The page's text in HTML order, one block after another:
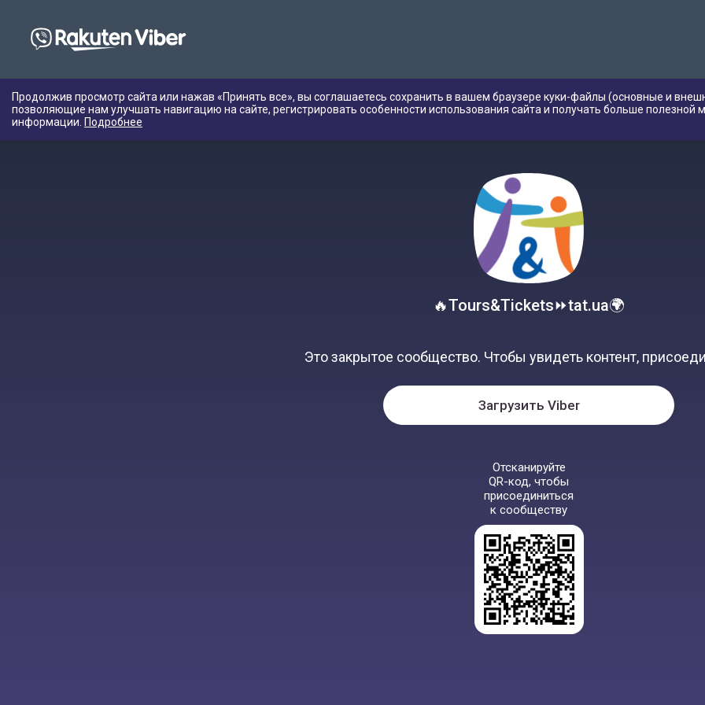
Продолжив просмотр сайта или нажав «Принять все», вы соглашаетесь сохранить в вашем браузере куки-файлы (основные и
позволяющие нам улучшать навигацию на сайте, регистрировать особенности использования сайта и получать больше полезной
информации. Подробнее
🔥Tours&Tickets⏩tat.ua🌍
Это закрытое сообщество. Чтобы увидеть контент,
Загрузить Viber
Отсканируйте
QR-код, чтобы
присоединиться
к сообществу